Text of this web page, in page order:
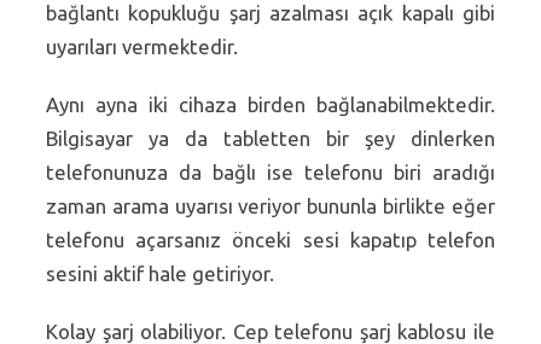
bağlantı kopukluğu şarj azalması açık kapalı gibi
uyarıları vermektedir.
Aynı ayna iki cihaza birden bağlanabilmektedir.
Bilgisayar ya da tabletten bir şey dinlerken
telefonunuza da bağlı ise telefonu biri aradığı
zaman arama uyarısı veriyor bununla birlikte eğer
telefonu açarsanız önceki sesi kapatıp telefon
sesini aktif hale getiriyor.
Kolay şarj olabiliyor. Cep telefonu şarj kablosu ile